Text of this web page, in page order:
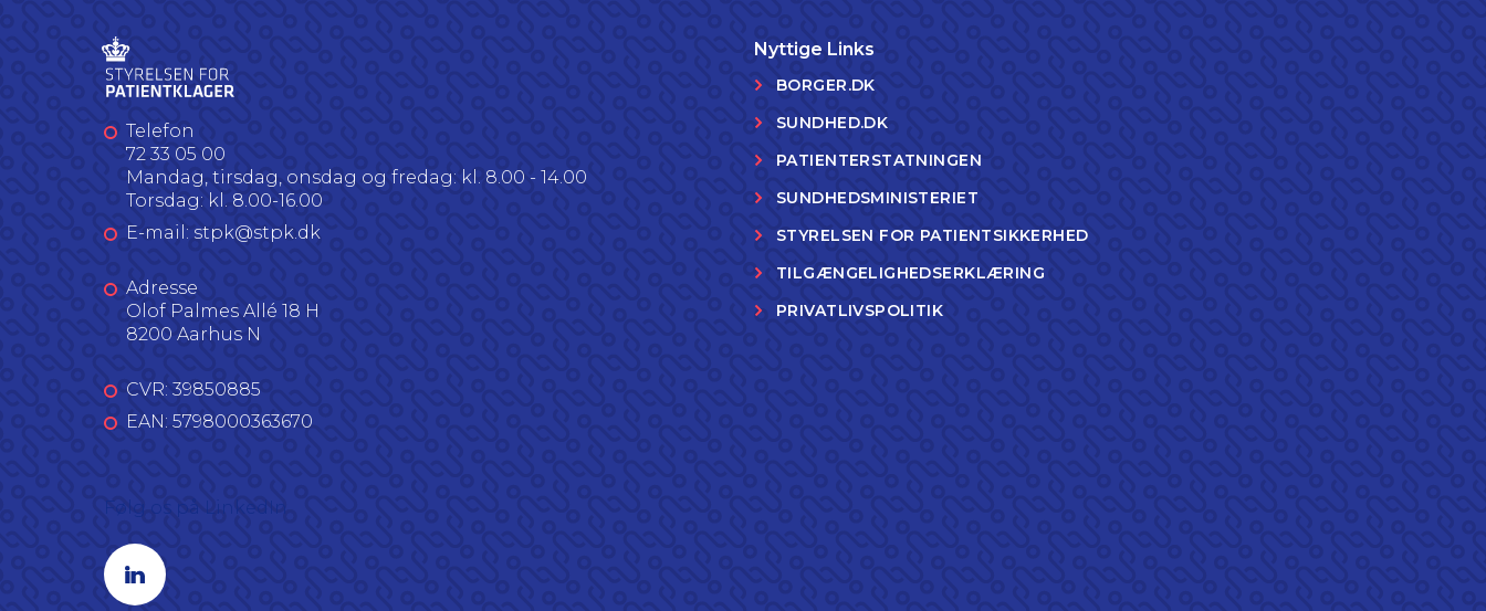
Telefon
72 33 05 00
Mandag, tirsdag, onsdag og fredag: kl. 8.00 - 14.00
Torsdag: kl. 8.00-16.00
E-mail: stpk@stpk.dk
Adresse
Olof Palmes Allé 18 H
8200 Aarhus N
CVR: 39850885
EAN: 5798000363670
Linkedin profil
Nyttige Links
BORGER.DK
SUNDHED.DK
PATIENTERSTATNINGEN
SUNDHEDSMINISTERIET
STYRELSEN FOR PATIENTSIKKERHED
TILGÆNGELIGHEDSERKLÆRING
PRIVATLIVSPOLITIK